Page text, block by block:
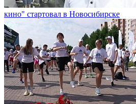
кино" стартовал в Новосибирске